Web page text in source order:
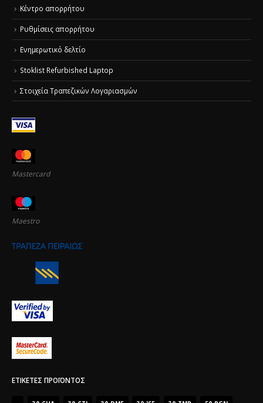
Κέντρο απορρήτου
Ρυθμίσεις απορρήτου
Ενημερωτικό δελτίο
Stoklist Refurbished Laptop
Στοιχεία Τραπεζικών Λογαριασμών
Mastercard
Maestro
ΕΤΙΚΈΤΕΣ ΠΡΟΪΌΝΤΟΣ